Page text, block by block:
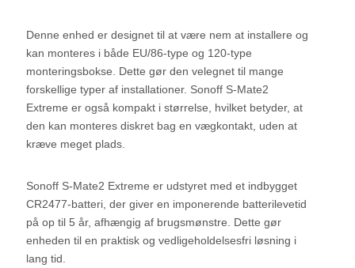
Denne enhed er designet til at være nem at installere og
kan monteres i både EU/86-type og 120-type
monteringsbokse. Dette gør den velegnet til mange
forskellige typer af installationer. Sonoff S-Mate2
Extreme er også kompakt i størrelse, hvilket betyder, at
den kan monteres diskret bag en vægkontakt, uden at
kræve meget plads.
Sonoff S-Mate2 Extreme er udstyret med et indbygget
CR2477-batteri, der giver en imponerende batterilevetid
på op til 5 år, afhængig af brugsmønstre. Dette gør
enheden til en praktisk og vedligeholdelsesfri løsning i
lang tid.